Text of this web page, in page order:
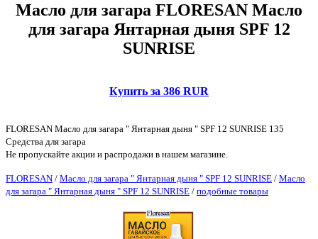
Масло для загара FLORESAN Масло
для загара Янтарная дыня SPF 12
SUNRISE
Купить за 386 RUR
FLORESAN Масло для загара " Янтарная дыня " SPF 12 SUNRISE 135
Средства для загара
Не пропускайте акции и распродажи в нашем магазине.
FLORESAN / Масло для загара " Янтарная дыня " SPF 12 SUNRISE / Масло
для загара " Янтарная дыня " SPF 12 SUNRISE / подобные товары